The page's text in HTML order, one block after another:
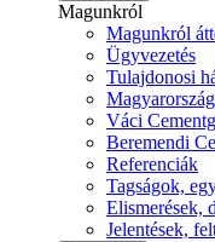
Magunkról
Magunkról
Ügyvezetés
Tulajdonosi
Váci
Beremendi
Referenciák
Tagságok,
Elismerések,
Jelentések,